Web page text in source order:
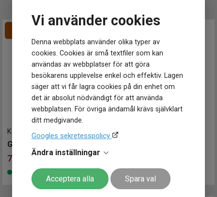
Vi använder cookies
Denna webbplats använder olika typer av
cookies. Cookies är små textfiler som kan
användas av webbplatser för att göra
besökarens upplevelse enkel och effektiv. Lagen
säger att vi får lagra cookies på din enhet om
det är absolut nödvändigt för att använda
webbplatsen. För övriga ändamål krävs självklart
ditt medgivande.
Googles sekretesspolicy
Ändra inställningar
Acceptera alla Spara val
K320011- 32 mm
GANT Campus 32mm
716 Spara 79 kr
Finns i lager
K280011